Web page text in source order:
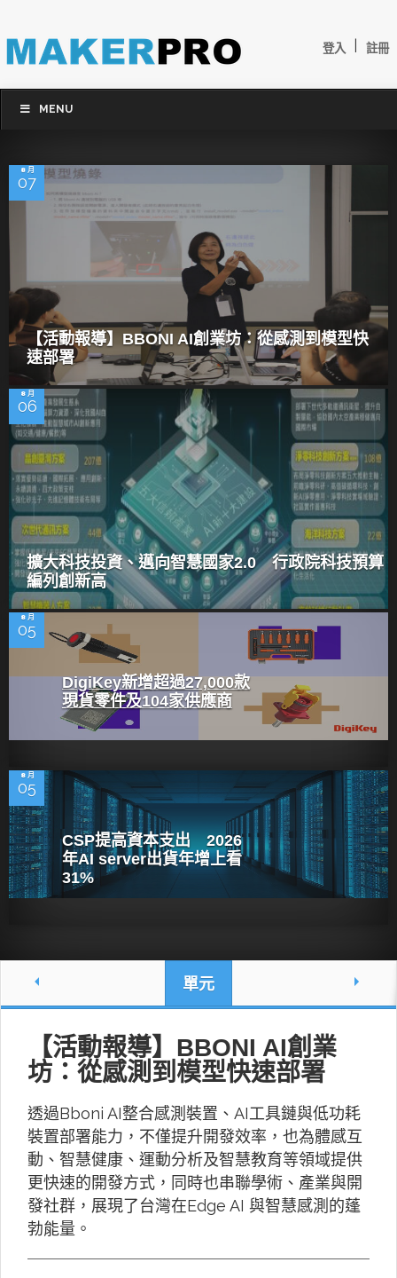
登入 註冊
MENU
8 月
07
【活動報導】BBONI AI創業坊：從感測到模型快
速部署
8 月
06
擴大科技投資、邁向智慧國家2.0 行政院科技預算
編列創新高
8 月
05
DigiKey新增超過27,000款
現貨零件及104家供應商
8 月
05
CSP提高資本支出 2026
年AI server出貨年增上看
31%
單元
【活動報導】BBONI AI創業
坊：從感測到模型快速部署
透過Bboni AI整合感測裝置、AI工具鏈與低功耗
裝置部署能力，不僅提升開發效率，也為體感互
動、智慧健康、運動分析及智慧教育等領域提供
更快速的開發方式，同時也串聯學術、產業與開
發社群，展現了台灣在Edge AI 與智慧感測的蓬
勃能量。